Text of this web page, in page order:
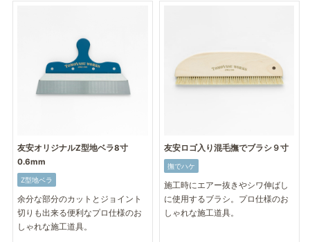
友安オリジナルZ型地ベラ8寸
0.6mm
Z型地ベラ
余分な部分のカットとジョイント
切りも出来る便利なプロ仕様のお
しゃれな施工道具。
友安ロゴ入り混毛撫でブラシ９寸
撫でハケ
施工時にエアー抜きやシワ伸ばし
に使用するブラシ。プロ仕様のお
しゃれな施工道具。